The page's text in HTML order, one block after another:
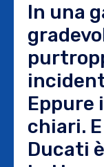
In una
Eppure
chiari.
Ducati